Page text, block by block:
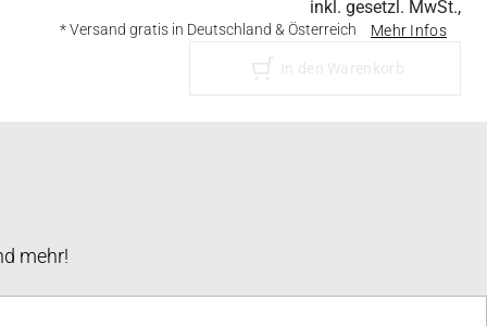
inkl. gesetzl. MwSt.,
* Versand gratis in Deutschland & Österreich Mehr Infos
mehr!